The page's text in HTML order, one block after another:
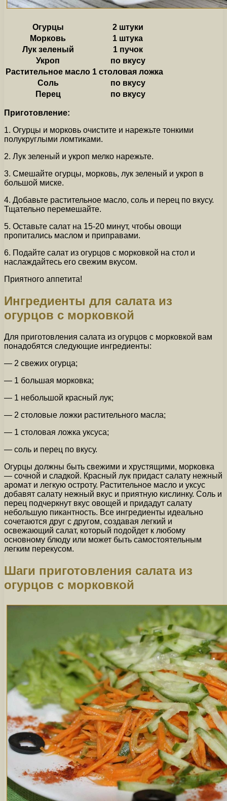
Огурцы
2 штуки
Морковь
1 штука
Лук зеленый
1 пучок
Укроп
по вкусу
Растительное масло 1 столовая ложка
Соль
по вкусу
Перец
по вкусу
Приготовление:
1. Огурцы и морковь очистите и нарежьте тонкими
полукруглыми ломтиками.
2. Лук зеленый и укроп мелко нарежьте.
3. Смешайте огурцы, морковь, лук зеленый и укроп в
большой миске.
4. Добавьте растительное масло, соль и перец по вкусу.
Тщательно перемешайте.
5. Оставьте салат на 15-20 минут, чтобы овощи
пропитались маслом и приправами.
6. Подайте салат из огурцов с морковкой на стол и
наслаждайтесь его свежим вкусом.
Приятного аппетита!
Ингредиенты для салата из
огурцов с морковкой
Для приготовления салата из огурцов с морковкой вам
понадобятся следующие ингредиенты:
— 2 свежих огурца;
— 1 большая морковка;
— 1 небольшой красный лук;
— 2 столовые ложки растительного масла;
— 1 столовая ложка уксуса;
— соль и перец по вкусу.
Огурцы должны быть свежими и хрустящими, морковка
— сочной и сладкой. Красный лук придаст салату нежный
аромат и легкую остроту. Растительное масло и уксус
добавят салату нежный вкус и приятную кислинку. Соль и
перец подчеркнут вкус овощей и придадут салату
небольшую пикантность. Все ингредиенты идеально
сочетаются друг с другом, создавая легкий и
освежающий салат, который подойдет к любому
основному блюду или может быть самостоятельным
легким перекусом.
Шаги приготовления салата из
огурцов с морковкой